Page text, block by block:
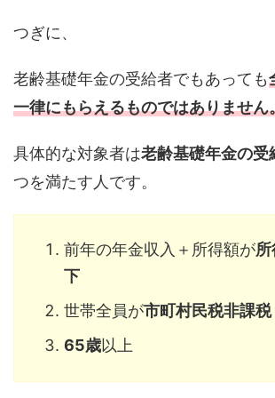
つぎに、
老齢基礎年金の受給者でもあっても
一律にもらえるものではありません
具体的な対象者は老齢基礎年金の受
つを満たす人です。
前年の年金収入＋所得額が
下
世帯全員が市町村民税非課税
65歳以上